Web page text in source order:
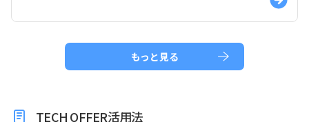
もっと見る
TECH OFFER活用法